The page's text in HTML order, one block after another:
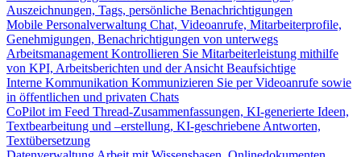
Auszeichnungen, Tags, persönliche Benachrichtigungen
Mobile Personalverwaltung Chat, Videoanrufe, Mitarbeiterprofile,
Genehmigungen, Benachrichtigungen von unterwegs
Arbeitsmanagement Kontrollieren Sie Mitarbeiterleistung mithilfe
von KPI, Arbeitsberichten und der Ansicht Beaufsichtige
Interne Kommunikation Kommunizieren Sie per Videoanrufe sowie
in öffentlichen und privaten Chats
CoPilot im Feed Thread-Zusammenfassungen, KI-generierte Ideen,
Textbearbeitung und –erstellung, KI-geschriebene Antworten,
Textübersetzung